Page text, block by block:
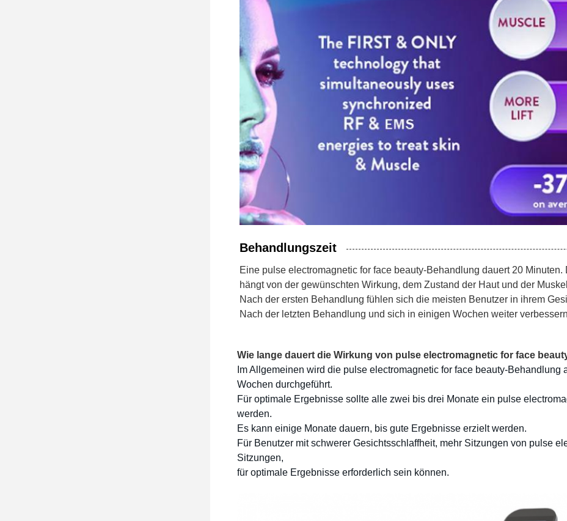
Behandlungszeit
Eine pulse electromagnetic for face beauty-Behandlung dauert 20
hängt von der gewünschten Wirkung, dem Zustand der Haut und der
Nach der ersten Behandlung fühlen sich die meisten Benutzer in ihrem
Nach der letzten Behandlung und sich in einigen Wochen weiter
Wie lange dauert die Wirkung von pulse electromagnetic for face
Im Allgemeinen wird die pulse electromagnetic for face beauty-
Wochen durchgeführt.
Für optimale Ergebnisse sollte alle zwei bis drei Monate ein pulse
werden.
Es kann einige Monate dauern, bis gute Ergebnisse erzielt werden.
Für Benutzer mit schwerer Gesichtsschlaffheit, mehr Sitzungen von pulse
Sitzungen,
für optimale Ergebnisse erforderlich sein können.